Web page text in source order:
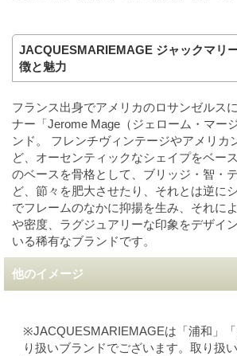
JACQUESMARIEMAGE ジャックマリ
徴と魅力
フランス出身でアメリカのロサンゼルス
ナー「Jerome Mage（ジェローム・マー
ンド。 フレンチヴィンテージやアメリカ
ど、オーセンティックなシェイプをベー
のベースを骨格として、ブリッジ・智・
ど、節々を肥大させたり、それとは逆に
でフレームのなかに抑揚を生み、それに
や密度、ラグジュアリーな印象をデザイ
いる稀有なブランドです。
他のイメージ
※JACQUESMARIEMAGEは「浦和」
り扱いブランドでございます。取り扱